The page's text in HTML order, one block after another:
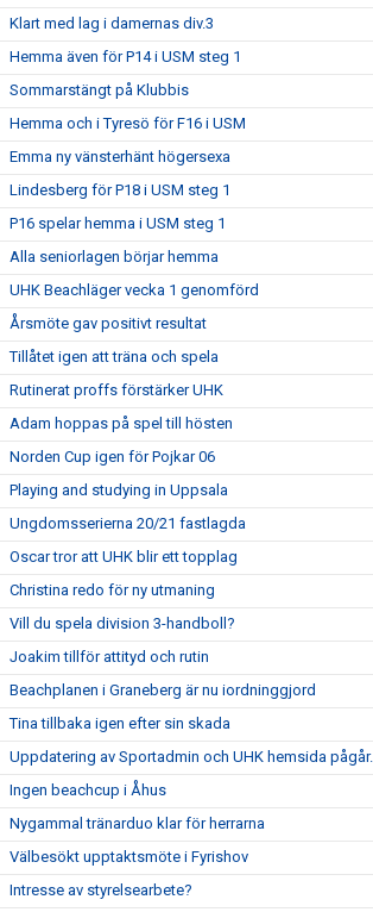
Klart med lag i damernas div.3
Hemma även för P14 i USM steg 1
Sommarstängt på Klubbis
Hemma och i Tyresö för F16 i USM
Emma ny vänsterhänt högersexa
Lindesberg för P18 i USM steg 1
P16 spelar hemma i USM steg 1
Alla seniorlagen börjar hemma
UHK Beachläger vecka 1 genomförd
Årsmöte gav positivt resultat
Tillåtet igen att träna och spela
Rutinerat proffs förstärker UHK
Adam hoppas på spel till hösten
Norden Cup igen för Pojkar 06
Playing and studying in Uppsala
Ungdomsserierna 20/21 fastlagda
Oscar tror att UHK blir ett topplag
Christina redo för ny utmaning
Vill du spela division 3-handboll?
Joakim tillför attityd och rutin
Beachplanen i Graneberg är nu iordninggjord
Tina tillbaka igen efter sin skada
Uppdatering av Sportadmin och UHK hemsida pågår...
Ingen beachcup i Åhus
Nygammal tränarduo klar för herrarna
Välbesökt upptaktsmöte i Fyrishov
Intresse av styrelsearbete?